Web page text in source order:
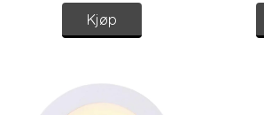
Kjøp